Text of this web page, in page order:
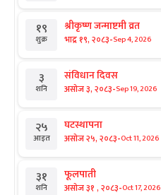
१९
शुक्र
श्रीकृष्ण जन्माष्टमी व्रत
भाद्र १९, २०८३-Sep 4, 2026
३
शनि
संविधान दिवस
असोज ३, २०८३-Sep 19, 2026
२५
आइत
घटस्थापना
असोज २५, २०८३-Oct 11, 2026
३१
शनि
फूलपाती
असोज ३१ , २०८३-Oct 17, 2026